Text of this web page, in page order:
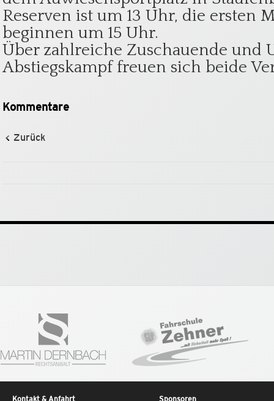
Reserven ist um 13 Uhr, die ersten
beginnen um 15 Uhr.
Über zahlreiche Zuschauende und
Abstiegskampf freuen sich beide
Kommentare
Zurück
Kontakt & Anfahrt
Sponsoren